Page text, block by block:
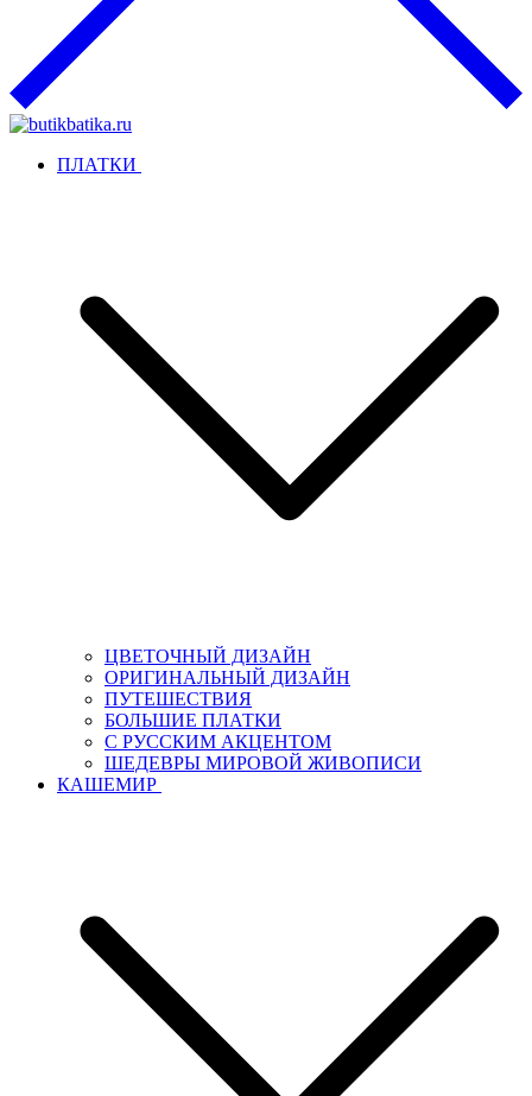
ПЛАТКИ
ЦВЕТОЧНЫЙ ДИЗАЙН
ОРИГИНАЛЬНЫЙ ДИЗАЙН
ПУТЕШЕСТВИЯ
БОЛЬШИЕ ПЛАТКИ
С РУССКИМ АКЦЕНТОМ
ШЕДЕВРЫ МИРОВОЙ ЖИВОПИСИ
КАШЕМИР